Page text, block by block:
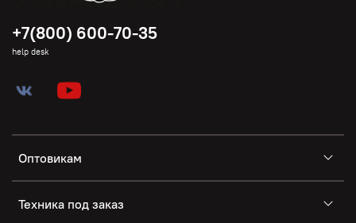
Оптовикам
Техника под заказ
+7(800) 600-70-35
help desk